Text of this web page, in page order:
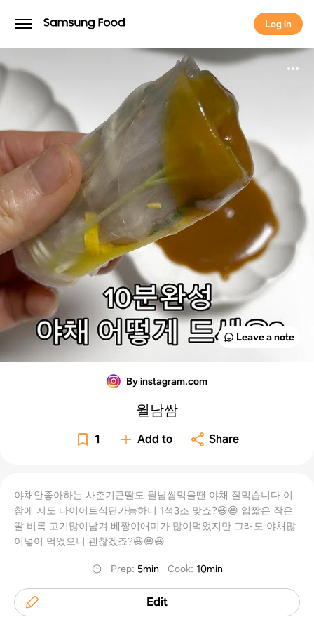
Log in
Log in
Leave a note
By instagram.com
월남쌈
1 Add to Share
야채안좋아하는 사춘기큰딸도 월남쌈먹을땐 야채 잘먹습니다 이
참에 저도 다이어트식단가능하니 1석3조 맞죠?😆😆 입짧은 작은
딸 비록 고기많이남겨 베짱이애미가 많이먹었지만 그래도 야채많
이넣어 먹었으니 괜찮겠죠?😆😆😆
Prep: 5min Cook: 10min
Edit